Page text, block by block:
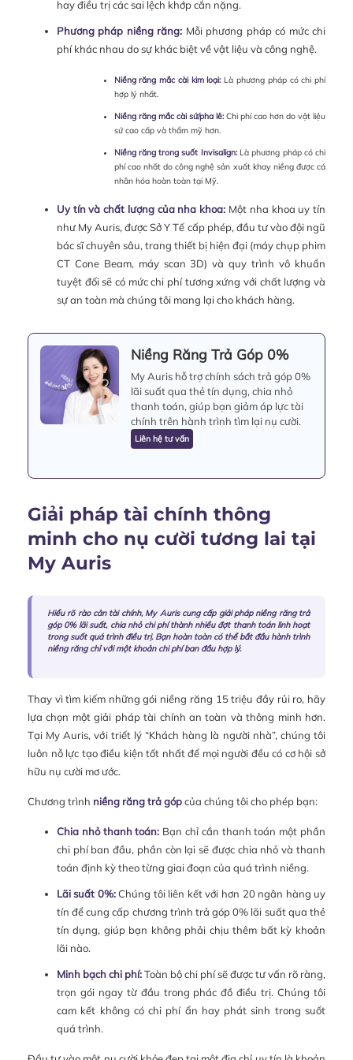
hay điều trị các sai lệch khớp cắn nặng.
Phương pháp niềng răng: Mỗi phương pháp có mức chi
phí khác nhau do sự khác biệt về vật liệu và công nghệ.
Niềng răng mắc cài kim loại:Là phương pháp có chi phí
hợp lý nhất.
Niềng răng mắc cài sứ/pha lê:Chi phí cao hơn do vật liệu
sứ cao cấp và thẩm mỹ hơn.
Niềng răng trong suốt Invisalign:Là phương pháp có chi
phí cao nhất do công nghệ sản xuất khay niềng được cá
nhân hóa hoàn toàn tại Mỹ.
Uy tín và chất lượng của nha khoa: Một nha khoa uy tín
như My Auris, được Sở Y Tế cấp phép, đầu tư vào đội ngũ
bác sĩ chuyên sâu, trang thiết bị hiện đại (máy chụp phim
CT Cone Beam, máy scan 3D) và quy trình vô khuẩn
tuyệt đối sẽ có mức chi phí tương xứng với chất lượng và
sự an toàn mà chúng tôi mang lại cho khách hàng.
Niềng Răng Trả Góp 0%
My Auris hỗ trợ chính sách trả góp 0%
lãi suất qua thẻ tín dụng, chia nhỏ
thanh toán, giúp bạn giảm áp lực tài
chính trên hành trình tìm lại nụ cười.
Liên hệ tư vấn
Giải pháp tài chính thông
minh cho nụ cười tương lai tại
My Auris
Hiểu rõ rào cản tài chính, My Auris cung cấp giải pháp niềng răng trả
góp 0% lãi suất, chia nhỏ chi phí thành nhiều đợt thanh toán linh hoạt
trong suốt quá trình điều trị. Bạn hoàn toàn có thể bắt đầu hành trình
niềng răng chỉ với một khoản chi phí ban đầu hợp lý.
Thay vì tìm kiếm những gói niềng răng 15 triệu đầy rủi ro, hãy
lựa chọn một giải pháp tài chính an toàn và thông minh hơn.
Tại My Auris, với triết lý “Khách hàng là người nhà”, chúng tôi
luôn nỗ lực tạo điều kiện tốt nhất để mọi người đều có cơ hội sở
hữu nụ cười mơ ước.
Chương trình niềng răng trả gópcủa chúng tôi cho phép bạn:
Chia nhỏ thanh toán: Bạn chỉ cần thanh toán một phần
chi phí ban đầu, phần còn lại sẽ được chia nhỏ và thanh
toán định kỳ theo từng giai đoạn của quá trình niềng.
Lãi suất 0%:Chúng tôi liên kết với hơn 20 ngân hàng uy
tín để cung cấp chương trình trả góp 0% lãi suất qua thẻ
tín dụng, giúp bạn không phải chịu thêm bất kỳ khoản
lãi nào.
Minh bạch chi phí:Toàn bộ chi phí sẽ được tư vấn rõ ràng,
trọn gói ngay từ đầu trong phác đồ điều trị. Chúng tôi
cam kết không có chi phí ẩn hay phát sinh trong suốt
quá trình.